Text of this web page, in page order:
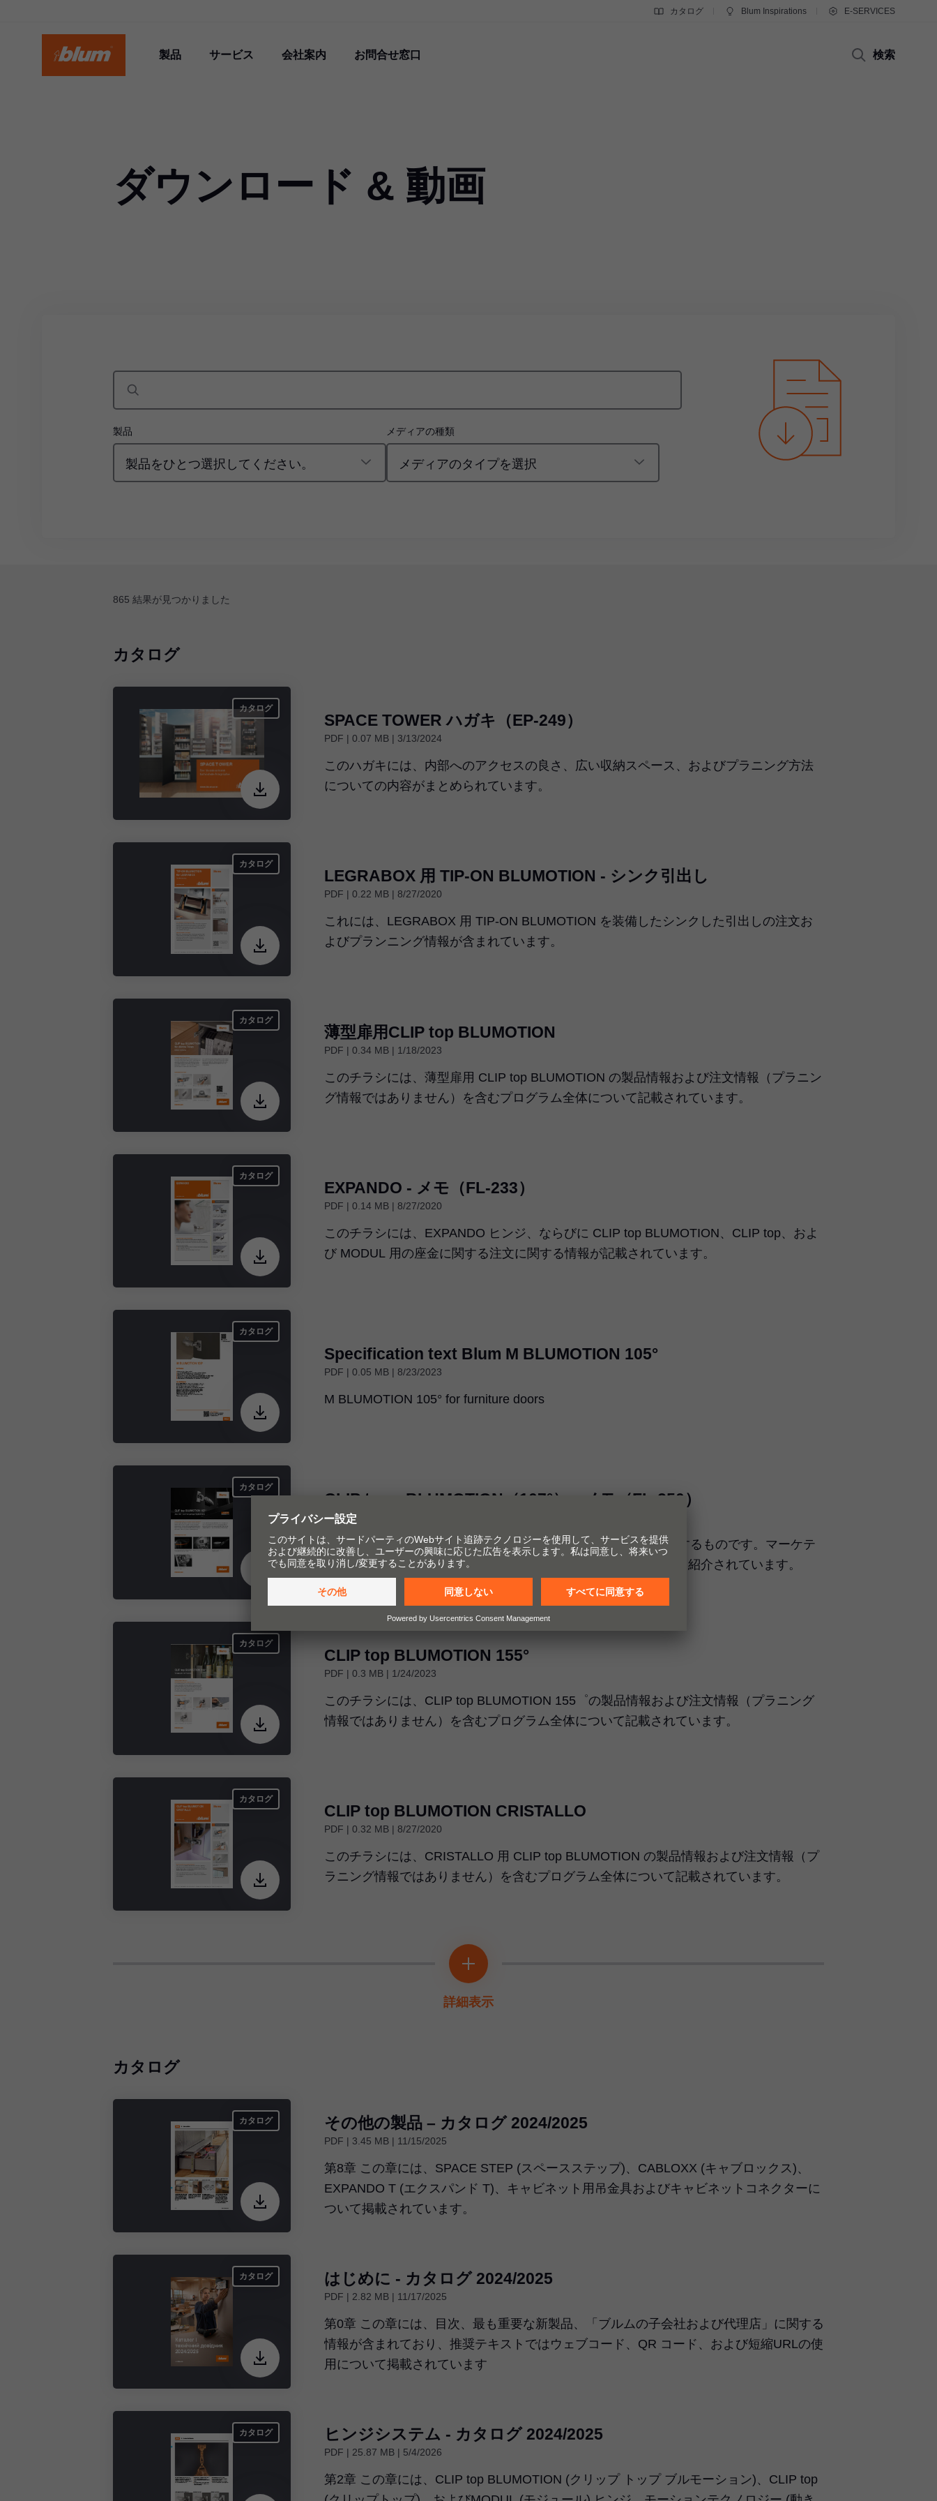
カタログ Blum Inspirations E-SERVICES
製品 サービス 会社案内 お問合せ窓口 検索
ダウンロード & 動画
製品
製品をひとつ選択してください。
メディアの種類
メディアのタイプを選択
865 結果が見つかりました
カタログ
カタログ
SPACE TOWER ハガキ（EP-249）
PDF | 0.07 MB | 3/13/2024
このハガキには、内部へのアクセスの良さ、広い収納スペース、およびプラニング方法
についての内容がまとめられています。
カタログ
LEGRABOX 用 TIP-ON BLUMOTION - シンク引出し
PDF | 0.22 MB | 8/27/2020
これには、LEGRABOX 用 TIP-ON BLUMOTION を装備したシンクした引出しの注文お
よびプランニング情報が含まれています。
カタログ
薄型扉用CLIP top BLUMOTION
PDF | 0.34 MB | 1/18/2023
このチラシには、薄型扉用 CLIP top BLUMOTION の製品情報および注文情報（プラニン
グ情報ではありません）を含むプログラム全体について記載されています。
カタログ
EXPANDO - メモ（FL-233）
PDF | 0.14 MB | 8/27/2020
このチラシには、EXPANDO ヒンジ、ならびに CLIP top BLUMOTION、CLIP top、およ
び MODUL 用の座金に関する注文に関する情報が記載されています。
カタログ
Specification text Blum M BLUMOTION 105°
PDF | 0.05 MB | 8/23/2023
M BLUMOTION 105° for furniture doors
カタログ
CLIP top、BLUMOTION（107°） - メモ（FL-250）
PDF | 0.19 MB | 1/17/2023
このメモは、CLIP top BLUMOTION（107°）金具について紹介するものです。マーケテ
ィング上の重点項目の他、加工および調整のしやすさについても紹介されています。
カタログ
CLIP top BLUMOTION 155°
PDF | 0.3 MB | 1/24/2023
このチラシには、CLIP top BLUMOTION 155゜の製品情報および注文情報（プラニング
情報ではありません）を含むプログラム全体について記載されています。
カタログ
CLIP top BLUMOTION CRISTALLO
PDF | 0.32 MB | 8/27/2020
このチラシには、CRISTALLO 用 CLIP top BLUMOTION の製品情報および注文情報（プ
ラニング情報ではありません）を含むプログラム全体について記載されています。
詳細表示
カタログ
カタログ その他の製品 – カタログ 2024/2025
PDF | 3.45 MB | 11/15/2025
第8章 この章には、SPACE STEP (スペースステップ)、CABLOXX (キャブロックス)、
EXPANDO T (エクスパンド T)、キャビネット用吊金具およびキャビネットコネクターに
ついて掲載されています。
カタログ はじめに - カタログ 2024/2025
PDF | 2.82 MB | 11/17/2025
第0章 この章には、目次、最も重要な新製品、「ブルムの子会社および代理店」に関する
情報が含まれており、推奨テキストではウェブコード、QR コード、および短縮URLの使
用について掲載されています
カタログ ヒンジシステム - カタログ 2024/2025
PDF | 25.87 MB | 5/4/2026
第2章 この章には、CLIP top BLUMOTION (クリップ トップ ブルモーション)、CLIP top